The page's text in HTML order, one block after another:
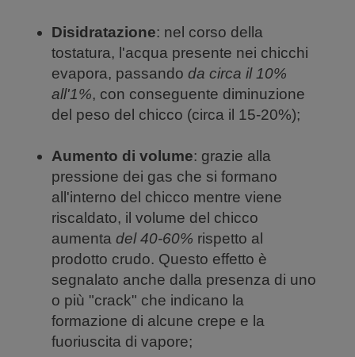
Disidratazione: nel corso della
tostatura, l'acqua presente nei chicchi
evapora, passando da circa il 10%
all'1%, con conseguente diminuzione
del peso del chicco (circa il 15-20%);
Aumento di volume: grazie alla
pressione dei gas che si formano
all'interno del chicco mentre viene
riscaldato, il volume del chicco
aumenta del 40-60% rispetto al
prodotto crudo. Questo effetto è
segnalato anche dalla presenza di uno
o più "crack" che indicano la
formazione di alcune crepe e la
fuoriuscita di vapore;